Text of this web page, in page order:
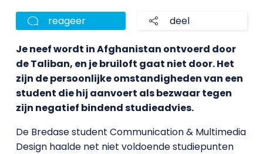
reageer deel
Je neef wordt in Afghanistan ontvoerd door
de Taliban, en je bruiloft gaat niet door. Het
zijn de persoonlijke omstandigheden van een
student die hij aanvoert als bezwaar tegen
zijn negatief bindend studieadvies.
De Bredase student Communication & Multimedia
Design haalde net niet voldoende studiepunten